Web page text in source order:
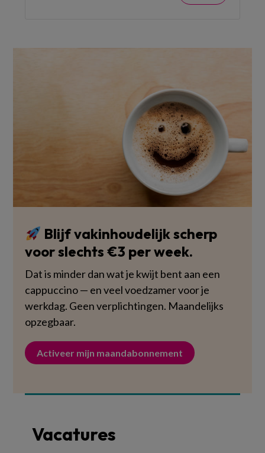
Blijf vakinhoudelijk scherp
voor slechts €3 per week.
Dat is minder dan wat je kwijt bent aan een
cappuccino — en veel voedzamer voor je
werkdag. Geen verplichtingen. Maandelijks
opzegbaar.
Activeer mijn maandabonnement
Vacatures